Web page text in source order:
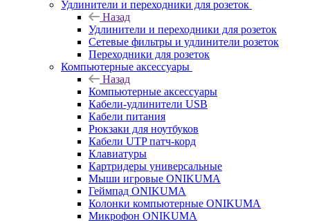
Удлинители и переходники для розеток
Назад
Удлинители и переходники для розеток
Сетевые фильтры и удлинители розеток
Переходники для розеток
Компьютерные аксессуары
Назад
Компьютерные аксессуары
Кабели-удлинители USB
Кабели питания
Рюкзаки для ноутбуков
Кабели UTP патч-корд
Клавиатуры
Картридеры универсальные
Мыши игровые ONIKUMA
Геймпад ONIKUMA
Колонки компьютерные ONIKUMA
Микрофон ONIKUMA